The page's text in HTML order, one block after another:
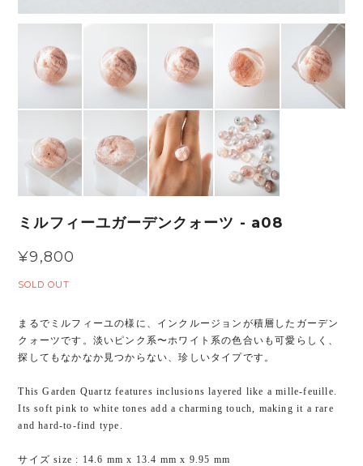
ミルフィーユガーデンクォーツ - a08
¥9,800
SOLD OUT
まるでミルフィーユの様に、インクルージョンが積層したガーデン
クォーツです。淡いピンク系〜ホワイト系の色合いも可愛らしく、
探してもなかなか見つからない、珍しいタイプです。
This Garden Quartz features inclusions layered like a mille-feuille.
Its soft pink to white tones add a charming touch, making it a rare
and hard-to-find type.
サイズ size : 14.6 mm x 13.4 mm x 9.95 mm